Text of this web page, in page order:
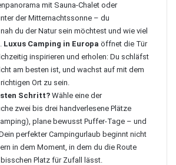
mit Sauna-Chalet oder
der Mitternachtssonne – du
du der Natur sein möchtest und wie viel
Luxus Camping in Europa öffnet die Tür
inspirieren und erholen: Du schläfst
am besten ist, und wachst auf mit dem
Ort zu sein.
Schritt? Wähle eine der
zwei bis drei handverlesene Plätze
plane bewusst Puffer-Tage – und
perfekter Campingurlaub beginnt nicht
in dem Moment, in dem du die Route
Platz für Zufall lässt.